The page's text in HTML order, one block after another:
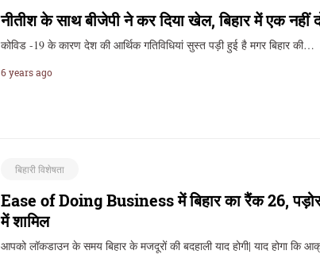
नीतीश के साथ बीजेपी ने कर दिया खेल, बिहार में एक नहीं
कोविड -19 के कारण देश की आर्थिक गतिविधियां सुस्त पड़ी हुई है मगर बिहार की…
6 years ago
बिहारी विशेषता
Ease of Doing Business में बिहार का रैंक 26,
में शामिल
आपको लॉकडाउन के समय बिहार के मजदूरों की बदहाली याद होगी| याद होगा कि